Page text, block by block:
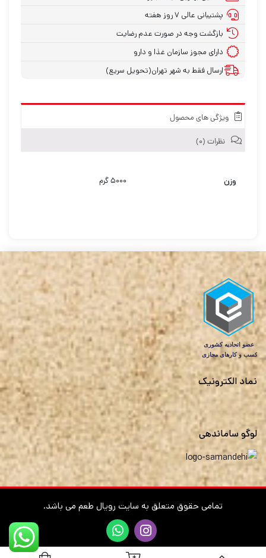
پشتیبانی عالی ۷ روز هفته
بازگشت وجه در صورت عدم رضایت
دارای مجوز سازمان غذا و دارو
ارسال فقط به شهر تهران(تحویل سریع)
ویژگی های محصول
نظرات (۰)
وزن ۵۰۰۰ گرم
نماد الکترونیک
لوگو ساماندهی
تمامی حقوق متعلق به سایت رویال طعم می باشد.